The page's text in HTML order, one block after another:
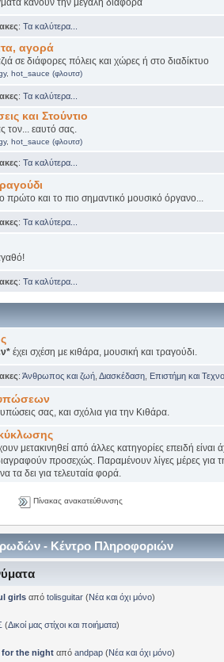
: Τα καλύτερα...
αγορά
σε διάφορες πόλεις και χώρες ή στο διαδίκτυο
, hot_sauce (φλουτσ)
: Τα καλύτερα...
και Στούντιο
τον... εαυτό σας.
, hot_sauce (φλουτσ)
: Τα καλύτερα...
πρώτο και το πιο σημαντικό μουσικό όργανο...
: Τα καλύτερα...
: Τα καλύτερα...
έχει σχέση με κιθάρα, μουσική και τραγούδι.
: Άνθρωπος και ζωή Διασκέδαση Επιστήμη και
σας, και σχόλια για την Κιθάρα.
μετακινηθεί από άλλες κατηγορίες επειδή είναι
προσεχώς. Παραμένουν λίγες μέρες για
τα δει για τελευταία φορά.
Πίνακας ανακατεύθυνσης
- Κέντρο Πληροφοριών
girlsαπό tolisguitar(Νέα και όχι μόνο)
(Δικοί μας στίχοι και ποιήματα)
for the nightαπό andpap(Νέα και όχι μόνο)